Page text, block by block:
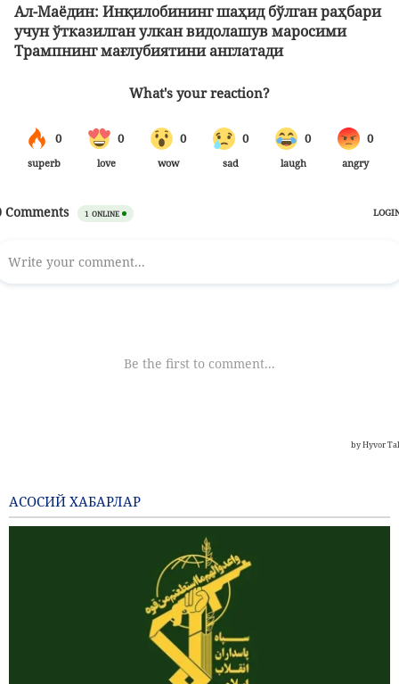
Ал-Маёдин: Инқилобининг шаҳид бўлган раҳбари
учун ўтказилган улкан видолашув маросими
Трампнинг мағлубиятини англатади
АСОСИЙ ХАБАРЛАР